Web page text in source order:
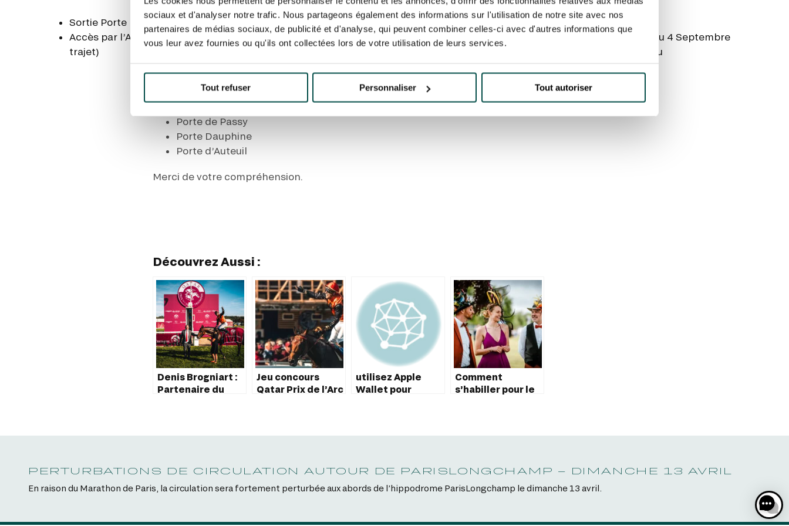
sociaux et d'analyser notre trafic. Nous partageons également des informations sur l'utilisation de notre site avec nos
partenaires de médias sociaux, de publicité et d'analyse, qui peuvent combiner celles-ci avec d'autres informations que
vous leur avez fournies ou qu'ils ont collectées lors de votre utilisation de leurs services.
Tout refuser Personnaliser Tout autoriser
Sortie Porte Maillot
Accès par l’Allée de Longchamp (pas de changement prévu sur ce
trajet)
Sortie Porte de Saint-Cloud
Emprunter la Route de la Reine, puis le Quai du 4 Septembre
Rejoindre les quais par l’Allée du Bord de l’Eau
Porte d’Auteuil
Porte de Passy
Porte Dauphine
Fermetures prévues des bretelles du périphérique (intérieur et extérieur) de 7h00 à 17h30 :
Porte de Passy
Porte Dauphine
Porte d’Auteuil
Merci de votre compréhension.
Découvrez Aussi :
Denis Brogniart :
Partenaire du
Jeu concours
Qatar Prix de l’Arc
utilisez Apple
Wallet pour
Comment
s’habiller pour le
PERTURBATIONS DE CIRCULATION AUTOUR DE PARISLONGCHAMP – DIMANCHE 13 AVRIL
En raison du Marathon de Paris, la circulation sera fortement perturbée aux abords de l’hippodrome ParisLongchamp le dimanche 13 avril.